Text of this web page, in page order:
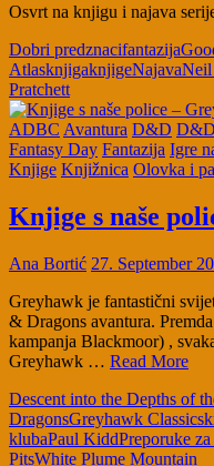
Osvrt na knjigu i najava
Dobri predznacifantazija
AtlasknjigaknjigeNajavaNeil
Pratchett
ADBC Avantura D&D D&D
Fantasy Day Fantazija Igre
Knjige Knjižnica Olovka i
Knjige s naše
Ana Bortić 27. September
Greyhawk je fantastični
& Dragons avantura.
kampanja Blackmoor) ,
Greyhawk … Read More
Descent into the Depths of
DragonsGreyhawk Classics
klubaPaul KiddPreporuke
PitsWhite Plume Mountain